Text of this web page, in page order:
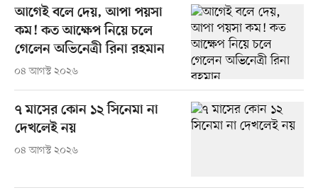
আগেই বলে দেয়, আপা পয়সা
কম! কত আক্ষেপ নিয়ে চলে
গেলেন অভিনেত্রী রিনা রহমান
০৪ আগস্ট ২০২৬
৭ মাসের কোন ১২ সিনেমা না
দেখলেই নয়
০৪ আগস্ট ২০২৬